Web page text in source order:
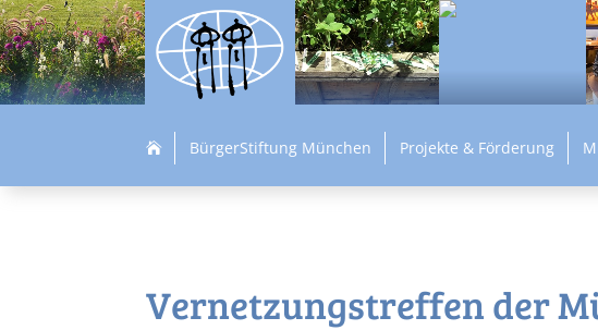
 BürgerStiftung München Projekte & Förderung
Vernetzungstreffen der